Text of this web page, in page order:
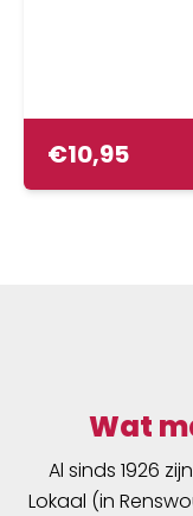
€10,95
Wat
Al sinds 1926
Lokaal (in